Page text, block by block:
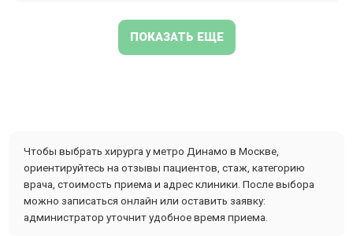
ПОКАЗАТЬ ЕЩЕ
Чтобы выбрать хирурга у метро Динамо в Москве,
ориентируйтесь на отзывы пациентов, стаж, категорию
врача, стоимость приема и адрес клиники. После выбора
можно записаться онлайн или оставить заявку:
администратор уточнит удобное время приема.